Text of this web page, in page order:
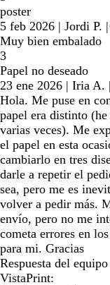
poster
5 feb 2026 | Jordi P. |
Muy bien embalado
3
Papel no deseado
23 ene 2026 | Iria A. |
Hola. Me puse en
papel era distinto
varias veces). Me
el papel en esta
cambiarlo en tres
darle a repetir el
sea, pero me es
volver a pedir más.
envío, pero no me
cometa errores en
para mi. Gracias
Respuesta del
VistaPrint: